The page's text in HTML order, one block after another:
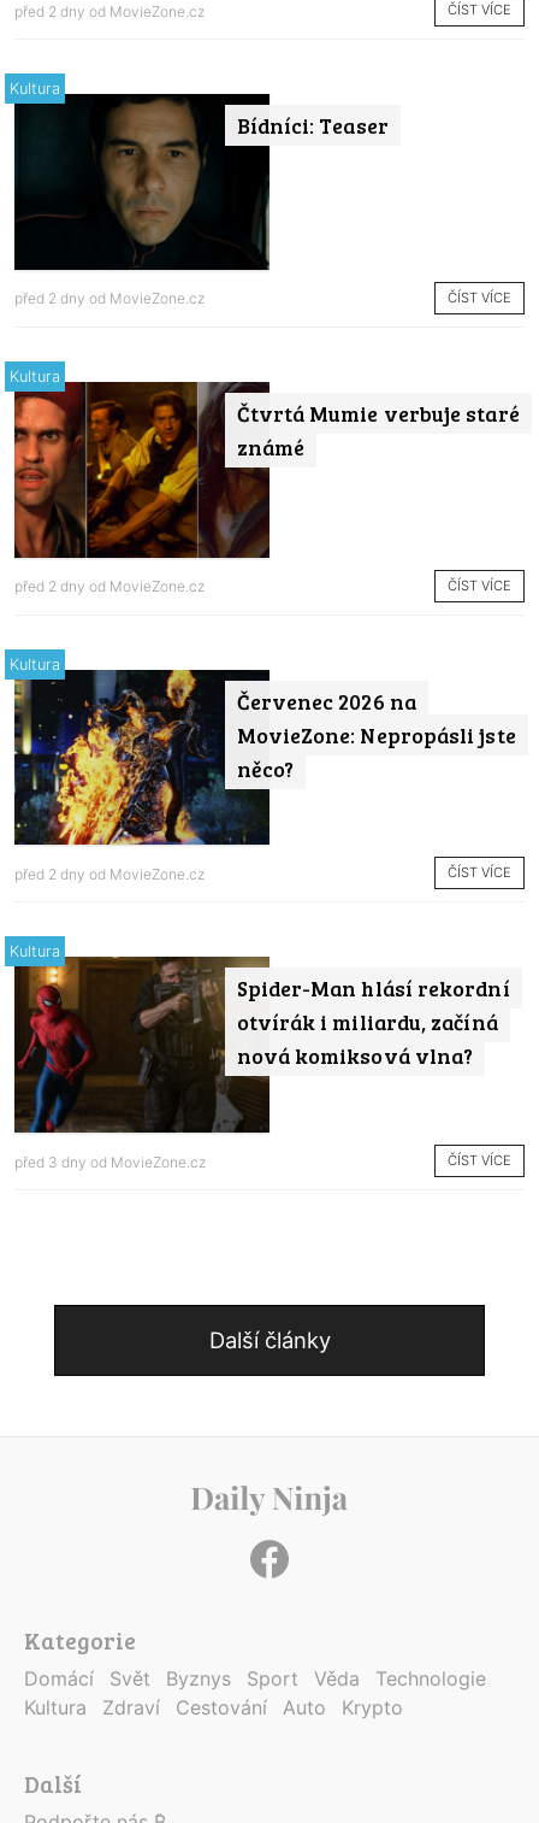
před 2 dny od MovieZone.cz ČÍST VÍCE
Bídníci: Teaser
Kultura
před 2 dny od MovieZone.cz ČÍST VÍCE
Čtvrtá Mumie verbuje staré
známé
Kultura
před 2 dny od MovieZone.cz ČÍST VÍCE
Červenec 2026 na
MovieZone: Nepropásli jste
něco?
Kultura
před 2 dny od MovieZone.cz ČÍST VÍCE
Spider-Man hlásí rekordní
otvírák i miliardu, začíná
nová komiksová vlna?
Kultura
před 3 dny od MovieZone.cz ČÍST VÍCE
Další články
Kategorie
Domácí Svět Byznys Sport Věda
Technologie
Kultura
Zdraví Cestování Auto Krypto
Další